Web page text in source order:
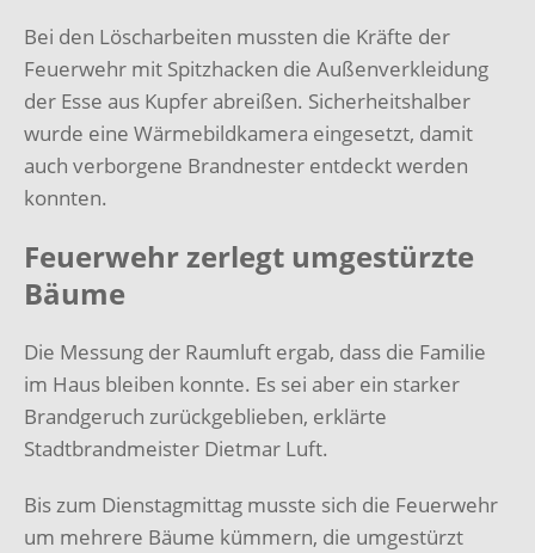
Bei den Löscharbeiten mussten die Kräfte der
Feuerwehr mit Spitzhacken die Außenverkleidung
der Esse aus Kupfer abreißen. Sicherheitshalber
wurde eine Wärmebildkamera eingesetzt, damit
auch verborgene Brandnester entdeckt werden
konnten.
Feuerwehr zerlegt umgestürzte
Bäume
Die Messung der Raumluft ergab, dass die Familie
im Haus bleiben konnte. Es sei aber ein starker
Brandgeruch zurückgeblieben, erklärte
Stadtbrandmeister Dietmar Luft.
Bis zum Dienstagmittag musste sich die Feuerwehr
um mehrere Bäume kümmern, die umgestürzt